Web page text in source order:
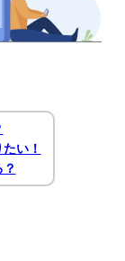
い！